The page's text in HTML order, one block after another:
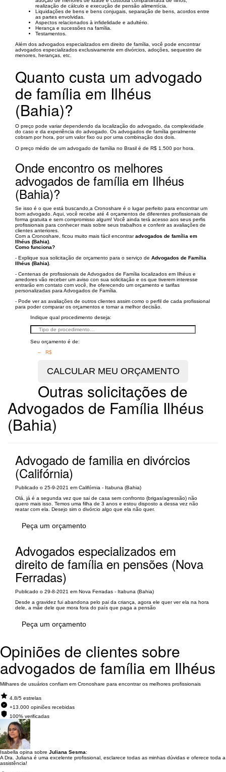
realização de cálculo e execução de pensão alimentícia.
Liquidações de bens e bens conjugais, separação de bens, acordos entre
as partes envolvidas.
Aspectos relacionados à infidelidade e adultério.
Herança e sucessões na família.
Testamentos.
Além dos advogados especializados em direito de família, você pode encontrar
advogados especializados exclusivamente em divórcios, adoções, sequestro de
menores, heranças, etc.
Quanto custa um advogado
de família em Ilhéus
(Bahia)?
O preço pode variar dependendo da localização do advogado, da complexidade
do caso e da experiência do advogado. Os advogados de família geralmente
cobram por hora, por um valor fixo ou por uma combinação dos dois.
O preço médio de um advogado de família no Brasil é de R$ 1.500 por hora.
Onde encontro os melhores
advogados de família em Ilhéus
(Bahia)?
Se isso é o que está buscando,a Cronoshare é o lugar perfeito para encontrar um
bom advogado. Aqui, você recebe até 4 orçamentos de diferentes profissionais de
forma gratuita e sem compromisso algum! Você ainda terá acesso aos seus perfis
profissionais para conhecer mais sobre seus trabalhos e conferir as avaliações de
clientes anteriores.
Com a Cronoshare, ficou muito mais fácil encontraradvogados de família em
Ilhéus (Bahia)
Como funciona?
- Explique sua solicitação de orçamento para o serviço de Advogados de Família
Ilhéus (Bahia)
- Centenas de profissionais de Advogados de Família localizados em Ilhéus e
arredores vão receber um aviso con sua solicitação e os que tiverem interesse
entrarão em contato com você, lhe oferecendo um orçamento e tarifas
personalizadas para Advogados de Família.
- Pode ver as avaliações de outros clientes assim como o perfil de cada profissional
para poder comparar os orçamentos e tomar a melhor decisão.
Indique qual procedimento deseja:
Seu orçamento é de:
– R$
Outras solicitações de
Advogados de Família Ilhéus
(Bahia)
Advogado de familia en divórcios
(Califórnia)
Publicado o 25-9-2021 em Califórnia - Itabuna (Bahia)
Olá, já é a segunda vez que sai de casa sem confronto (brigas/agressão) não
quero mais isso. Temos uma filha de 3 anos e estou disposto a dessa vez não
reatar com ela. Desejo sim o divórcio algo que ela não quer.
Peça um orçamento
Advogados especializados em
direito de família en pensões (Nova
Ferradas)
Publicado o 29-8-2021 em Nova Ferradas - Itabuna (Bahia)
Desde a gravidez fui abandona pelo pai da criança, agora ele quer ver ela na hora
dele, a mãe dele que mora fora do país que paga a pensão
Peça um orçamento
Opiniões de clientes sobre
advogados de família em Ilhéus
Milhares de usuários confiam em Cronoshare para encontrar os melhores profissionais
4.8/5 estrelas
+13.000 opiniões recebidas
100% verificadas
Isabella opina sobre Juliana Sesma:
A Dra. Juliana é uma excelente profissional, esclarece todas as minhas dúvidas e oferece toda a
assistência!